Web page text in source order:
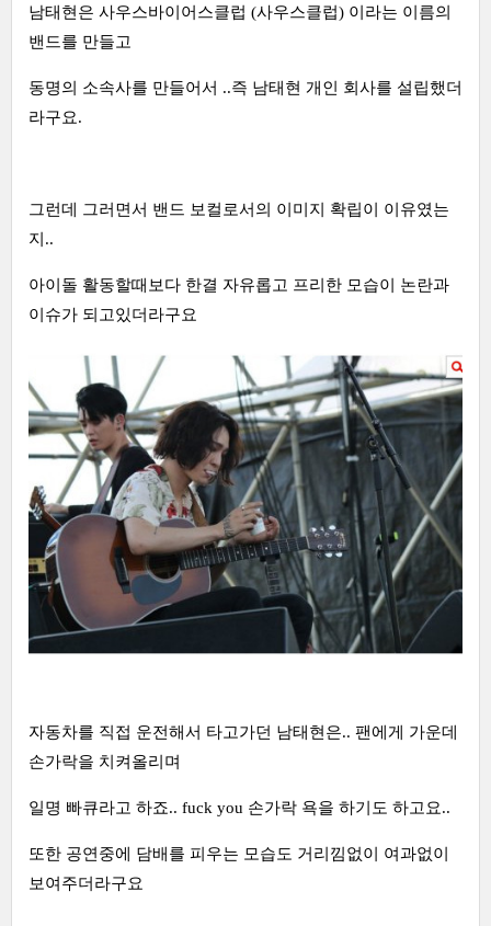
남태현은 사우스바이어스클럽 (사우스클럽) 이라는 이름의
밴드를 만들고
동명의 소속사를 만들어서 ..즉 남태현 개인 회사를 설립했더
라구요.
그런데 그러면서 밴드 보컬로서의 이미지 확립이 이유였는
지..
아이돌 활동할때보다 한결 자유롭고 프리한 모습이 논란과
이슈가 되고있더라구요
자동차를 직접 운전해서 타고가던 남태현은.. 팬에게 가운데
손가락을 치켜올리며
일명 빠큐라고 하죠.. fuck you 손가락 욕을 하기도 하고요..
또한 공연중에 담배를 피우는 모습도 거리낌없이 여과없이
보여주더라구요